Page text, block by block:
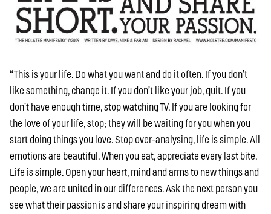
“This is your life. Do what you want and do it often. If you don’t
like something, change it. If you don’t like your job, quit. If you
don’t have enough time, stop watching TV. If you are looking for
the love of your life, stop; they will be waiting for you when you
start doing things you love. Stop over-analysing, life is simple. All
emotions are beautiful. When you eat, appreciate every last bite.
Life is simple. Open your heart, mind and arms to new things and
people, we are united in our differences. Ask the next person you
see what their passion is and share your inspiring dream with